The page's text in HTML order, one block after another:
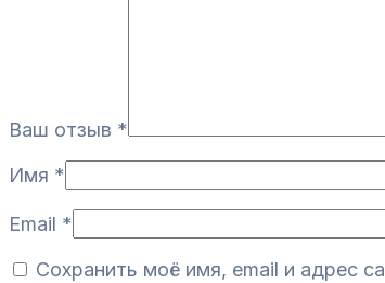
Ваш отзыв *
Имя *
Email *
Сохранить моё имя, email и адрес